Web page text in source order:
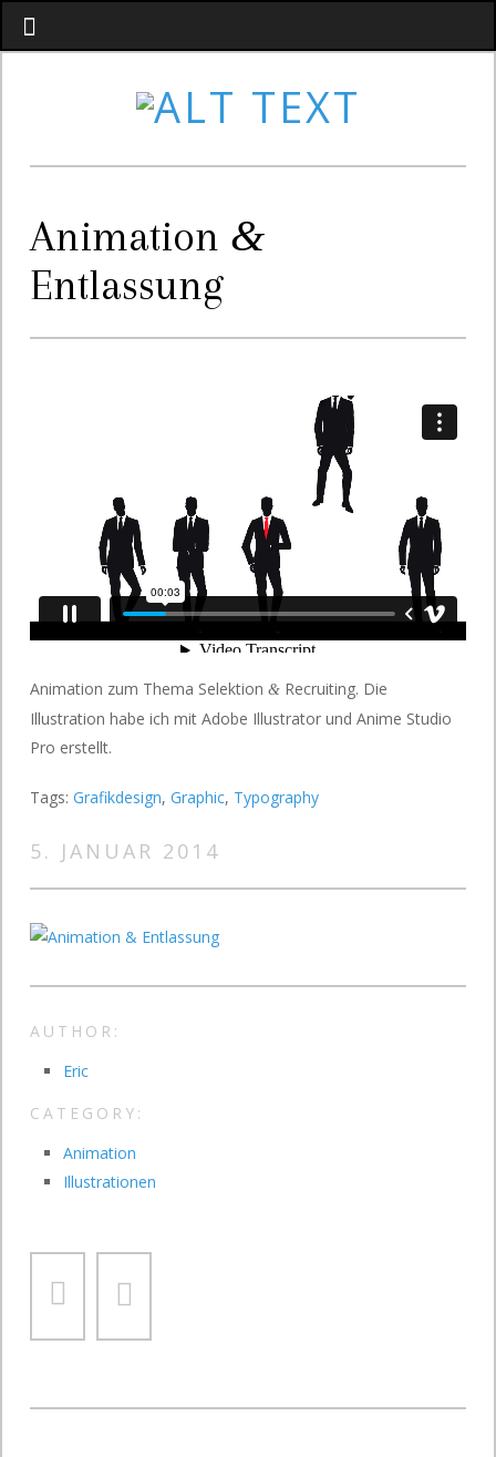
Animation &
Entlassung
Animation zum Thema Selektion & Recruiting. Die
Illustration habe ich mit Adobe Illustrator und Anime Studio
Pro erstellt.
Tags: Grafikdesign, Graphic, Typography
5. JANUAR 2014
AUTHOR:
Eric
CATEGORY:
Animation
Illustrationen